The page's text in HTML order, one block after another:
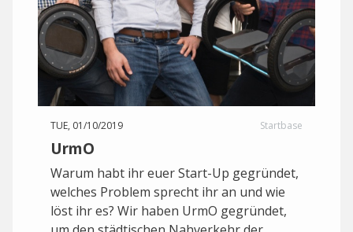
TUE, 01/10/2019 Startbase
UrmO
Warum habt ihr euer Start-Up gegründet,
welches Problem sprecht ihr an und wie
löst ihr es? Wir haben UrmO gegründet,